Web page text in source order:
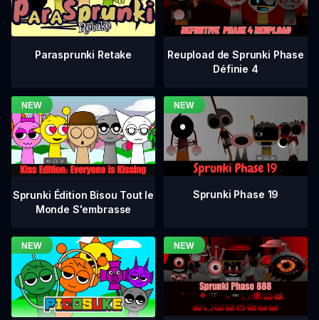
Parasprunki Retake
Reupload de Sprunki Phase
Définie 4
Sprunki Édition Bisou Tout le
Monde S'embrasse
Sprunki Phase 19